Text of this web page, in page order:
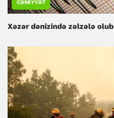
CƏMIYYƏT
Xəzər dənizində zəlzələ olub